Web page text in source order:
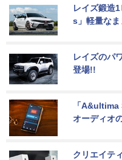
レイズ鍛造
s」軽量な
レイズのパ
登場!!
「
オーディオ
クリエイテ